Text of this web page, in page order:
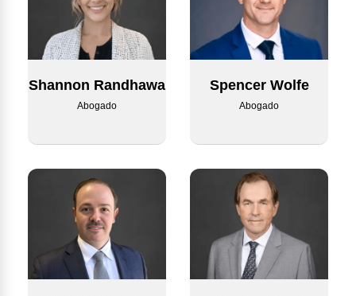
Shannon Randhawa
Abogado
Spencer Wolfe
Abogado